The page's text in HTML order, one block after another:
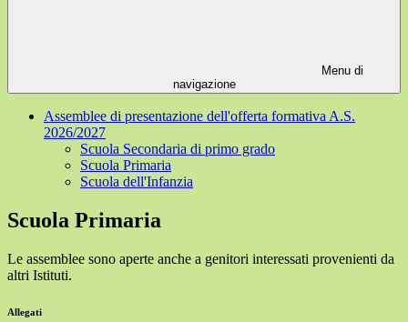
Menu di
navigazione
Assemblee di presentazione dell'offerta formativa A.S.
2026/2027
Scuola Secondaria di primo grado
Scuola Primaria
Scuola dell'Infanzia
Scuola Primaria
Le assemblee sono aperte anche a genitori interessati provenienti da
altri Istituti.
Allegati